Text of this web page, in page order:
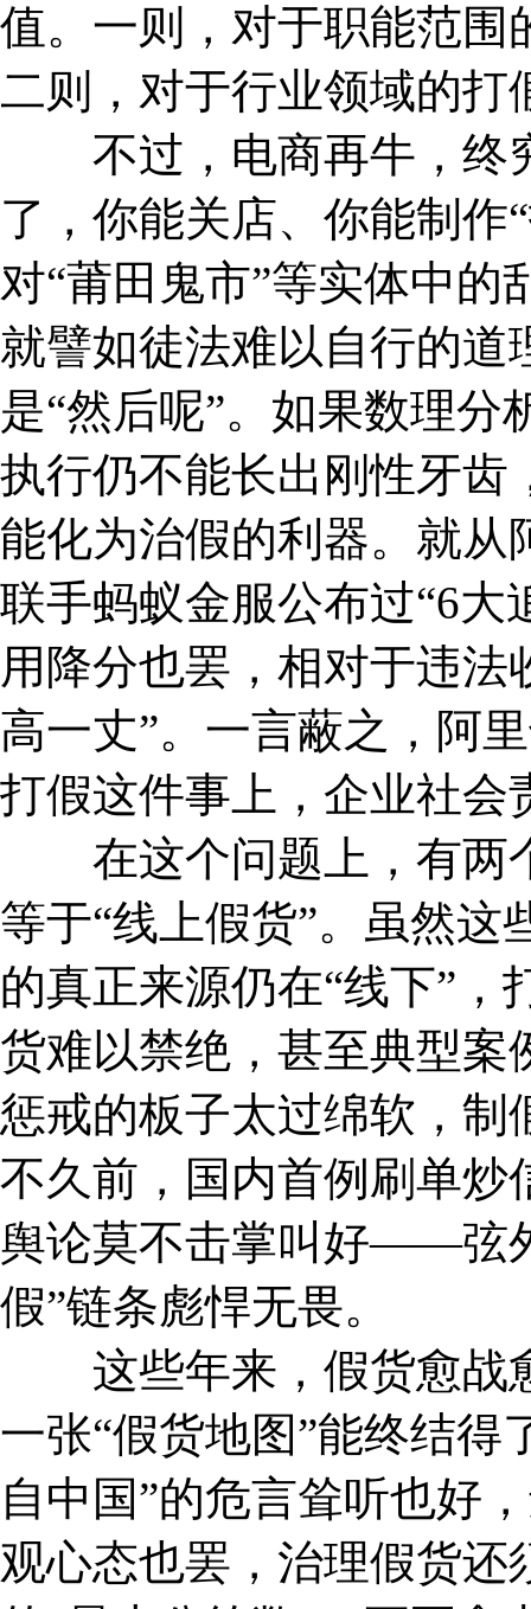
值。一则，对于职能范围
二则，对于行业领域的打
不过，电商再牛，终
了，你能关店、你能制作
对“莆田鬼市”等实体中
就譬如徒法难以自行的道
是“然后呢”。如果数理
执行仍不能长出刚性牙齿
能化为治假的利器。就从
联手蚂蚁金服公布过“6大
用降分也罢，相对于违法
高一丈”。一言蔽之，阿
打假这件事上，企业社会
在这个问题上，有两
等于“线上假货”。虽然
的真正来源仍在“线下”
货难以禁绝，甚至典型案
惩戒的板子太过绵软，制
不久前，国内首例刷单炒
舆论莫不击掌叫好——弦
假”链条彪悍无畏。
这些年来，假货愈战
一张“假货地图”能终结得
自中国”的危言耸听也好
观心态也罢，治理假货还